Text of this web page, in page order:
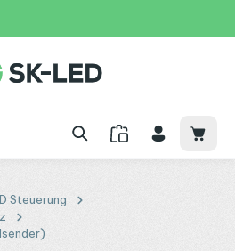
Steuerung